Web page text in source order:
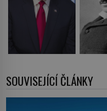
SOUVISEJÍCÍ ČLÁNKY